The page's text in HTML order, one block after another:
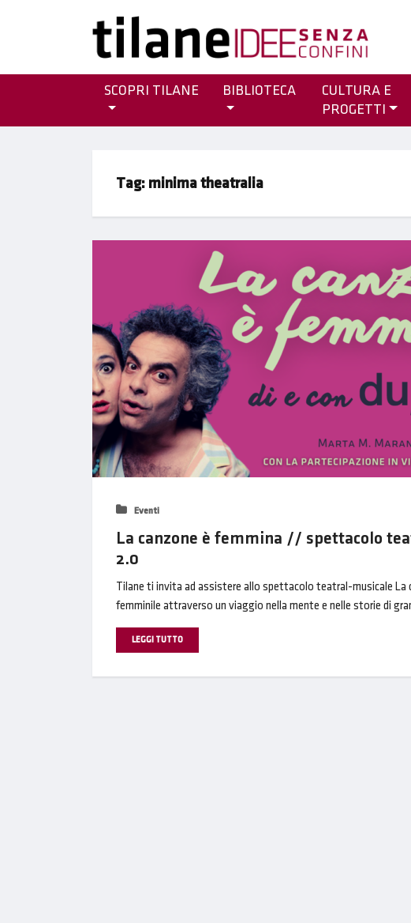
SCOPRI TILANE BIBLIOTECA
CULTURA E
PROGETTI
Tag: minima theatralia
Eventi
La canzone è femmina // spettacolo
2.0
Tilane ti invita ad assistere allo spettacolo teatral-musicale La
femminile attraverso un viaggio nella mente e nelle storie di
LEGGI TUTTO